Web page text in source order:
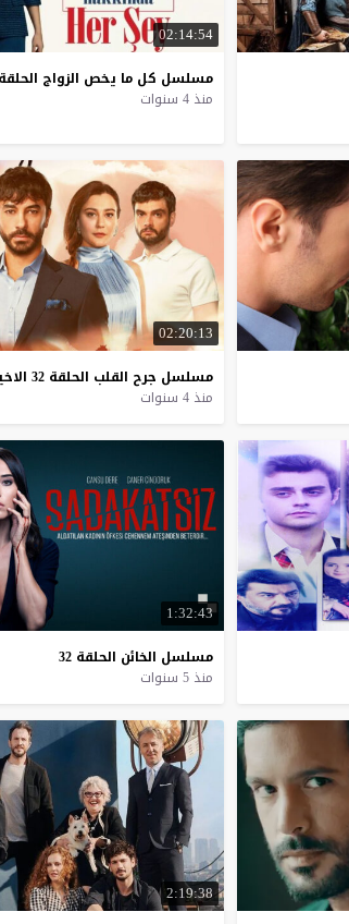
02:14:54
مسلسل كل ما يخص الزواج الحلقة
منذ 4 سنوات
02:20:13
مسلسل جرح القلب الحلقة 32
منذ 4 سنوات
1:32:43
مسلسل الخائن الحلقة 32
منذ 5 سنوات
2:19:38